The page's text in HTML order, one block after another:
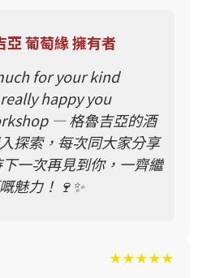
葡萄緣 擁有者
for your kind
happy you
— 格魯吉亞的酒
探索，每次同大家分享
一次再見到你，一齊繼
魅力！🍷✨
★★★★★